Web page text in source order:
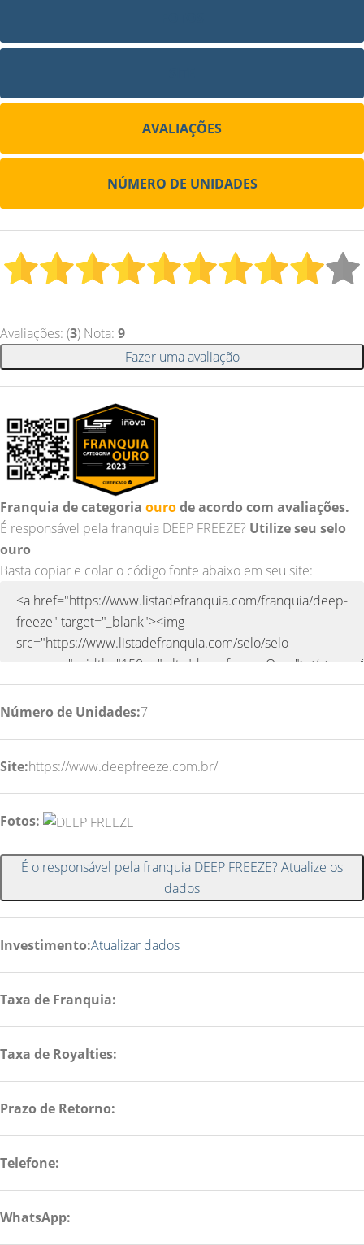
AVALIAÇÕES
NÚMERO DE UNIDADES
Avaliações: (3) Nota: 9
Fazer uma avaliação
Franquia de categoria ourode acordo com avaliações.
É responsável pela franquia DEEP FREEZE? Utilize seu selo
ouro
Basta copiar e colar o código fonte abaixo em seu site:
Número de Unidades:7
Site:https://www.deepfreeze.com.br/
Fotos:
É o responsável pela franquia DEEP FREEZE? Atualize os
dados
Investimento:Atualizar dados
Taxa de Franquia:
Taxa de Royalties:
Prazo de Retorno:
Telefone:
WhatsApp: